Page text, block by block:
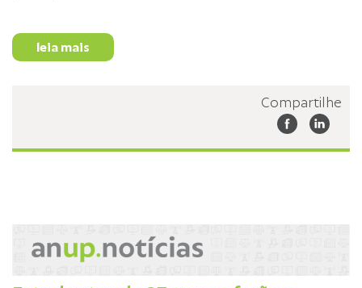
leia mais
Compartilhe